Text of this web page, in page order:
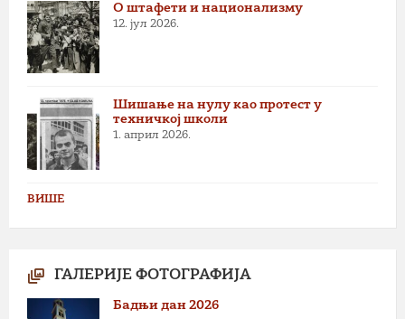
О штафети и национализму
12. јул 2026.
Шишање на нулу као протест у
техничкој школи
1. април 2026.
ВИШЕ
ГАЛЕРИЈЕ ФОТОГРАФИЈА
Бадњи дан 2026